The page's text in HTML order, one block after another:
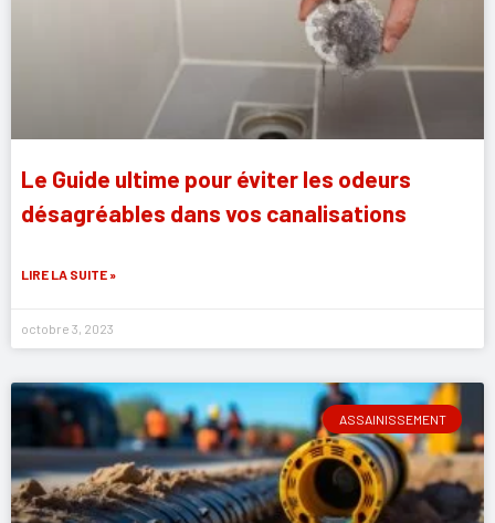
Le Guide ultime pour éviter les odeurs
désagréables dans vos canalisations
LIRE LA SUITE »
octobre 3, 2023
ASSAINISSEMENT